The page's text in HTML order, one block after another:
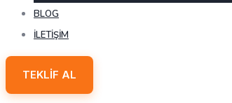
BLOG
İLETIŞIM
TEKLIF AL